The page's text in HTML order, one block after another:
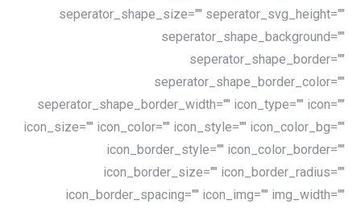
seperator_shape_size="" seperator_svg_height=""
seperator_shape_background=""
seperator_shape_border=""
seperator_shape_border_color=""
seperator_shape_border_width="" icon_type="" icon=""
icon_size="" icon_color="" icon_style="" icon_color_bg=""
icon_border_style="" icon_color_border=""
icon_border_size="" icon_border_radius=""
icon_border_spacing="" icon_img="" img_width=""